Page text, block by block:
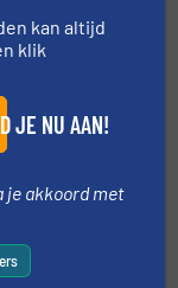
“
kan altijd
klik
JE NU AAN!
je akkoord met